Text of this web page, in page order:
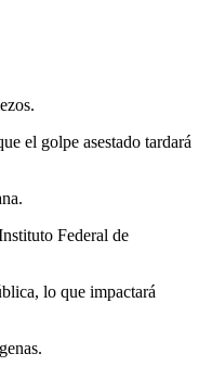
el golpe asestado tardará
Federal de
lo que impactará